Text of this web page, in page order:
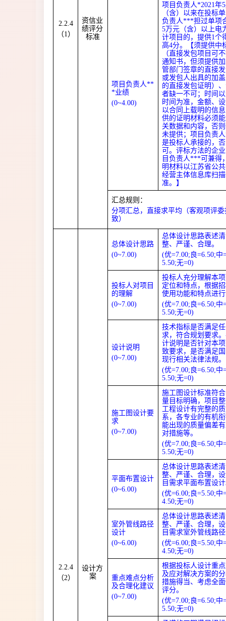
2.2.4
（1）
资信业
绩评分
标准
项目负责人**
*业绩
(0~4.00)
项目负责人*2021年
（含）以来在投标
负责人***担过单项
5万元（含）以上电
计项目的，提供1个
高4分。【须提供中
（直接发包项目可
通知书，但须提供
管部门签章的直接
或发包人出具的加
的直接发包证明）
者缺一不可；时间
时间为准，金额、
以合同上载明的信
供的证明材料必须
关数据和内容，否
未提供；项目负责
是投标人承接的，
可。评标方法的企
目负责人***可兼得
明材料以江苏省公
经营主体信息库扫
准。】
汇总规则：
分项汇总，直接求平均（客观项评
致）
2.2.4
（2）
设计方
案
总体设计思路
(0~7.00)
总体设计思路表述
整、严谨、合理。
(优=7.00;良=6.50;中
5.50;无=0)
投标人对项目
的理解
(0~7.00)
投标人充分理解本
定位和特点，根据
使用功能和特点进
(优=7.00;良=6.50;中
5.50;无=0)
设计说明
(0~7.00)
技术指标是否满足
求，符合规划要求
计说明是否针对本
致要求，是否满足
现行相关法律法规。
(优=7.00;良=6.50;中
5.50;无=0)
施工图设计要
求
(0~7.00)
施工图设计标准符
量目标明确，项目
工程设计有完整的
系，各专业的有机
能出现的质量偏差
对措施等。
(优=7.00;良=6.50;中
5.50;无=0)
平面布置设计
(0~6.00)
总体设计思路表述
整、严谨、合理，
目需求平面布置设
(优=6.00;良=5.50;中
4.50;无=0)
室外管线路径
设计
(0~6.00)
总体设计思路表述
整、严谨、合理，
目需求室外管线路
(优=6.00;良=5.50;中
4.50;无=0)
重点难点分析
及合理化建议
(0~7.00)
根据投标人设计重
及应对解决方案的
措施得当、考虑全
评分。
(优=7.00;良=6.50;中
5.50;无=0)